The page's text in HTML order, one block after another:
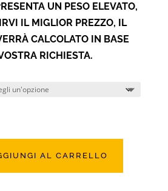
UN PESO ELEVATO,
IL MIGLIOR PREZZO, IL
CALCOLATO IN BASE
RICHIESTA.
AL CARRELLO